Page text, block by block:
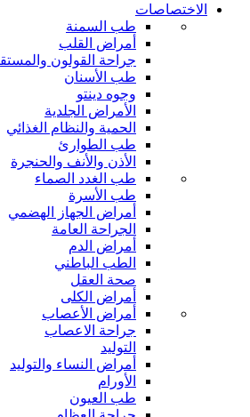
الاختصاصات
طب السمنة
أمراض القلب
جراحة القولون
طب الأسنان
وجوه دينتو
الأمراض الجلدية
الحمية والنظام الغذائي
طب الطوارئ
الأذن والأنف والحنجرة
طب الغدد الصماء
طب الأسرة
أمراض الجهاز الهضمي
الجراحة العامة
أمراض الدم
الطب الباطني
صحة العقل
أمراض الكلى
أمراض الأعصاب
جراحة الاعصاب
التوليد
أمراض النساء والتوليد
الأورام
طب العيون